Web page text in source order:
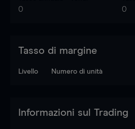
0 0
Tasso di margine
Livello Numero di unità
Informazioni sul Trading